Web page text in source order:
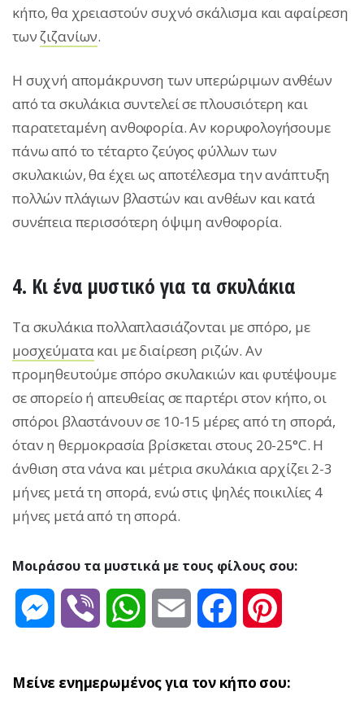
κήπο, θα χρειαστούν συχνό σκάλισμα και αφαίρεση
τωνζιζανίων.
Η συχνή απομάκρυνση των υπερώριμων ανθέων
από τα σκυλάκια συντελεί σε πλουσιότερη και
παρατεταμένη ανθοφορία. Αν κορυφολογήσουμε
πάνω από το τέταρτο ζεύγος φύλλων των
σκυλακιών, θα έχει ως αποτέλεσμα την ανάπτυξη
πολλών πλάγιων βλαστών και ανθέων και κατά
συνέπεια περισσότερη όψιμη ανθοφορία.
4. Κι ένα μυστικό για τα σκυλάκια
Τα σκυλάκια πολλαπλασιάζονται με σπόρο, με
μοσχεύματακαι με διαίρεση ριζών. Αν
προμηθευτούμε σπόρο σκυλακιών και φυτέψουμε
σε σπορείο ή απευθείας σε παρτέρι στον κήπο, οι
σπόροι βλαστάνουν σε 10-15 μέρες από τη σπορά,
όταν η θερμοκρασία βρίσκεται στους 20-25°C. Η
άνθιση στα νάνα και μέτρια σκυλάκια αρχίζει 2-3
μήνες μετά τη σπορά, ενώ στις ψηλές ποικιλίες 4
μήνες μετά από τη σπορά.
Μοιράσου τα μυστικά με τους φίλους σου:
Messenger
Viber WhatsAppEmail Facebook
Μείνε ενημερωμένος για τον κήπο σου: